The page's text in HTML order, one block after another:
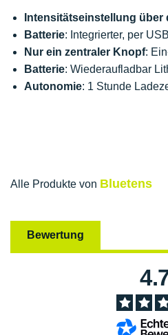
Intensitätseinstellung
Batterie: Integrierter, per
Nur ein zentraler Knopf:
Batterie: Wiederaufladbar
Autonomie: 1 Stunde
Alle Produkte von Bluetens
Bewertung